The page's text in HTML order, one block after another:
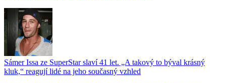
Sámer Issa ze SuperStar slaví 41 let. „A takový to býval krásný
kluk,“ reagují lidé na jeho současný vzhled